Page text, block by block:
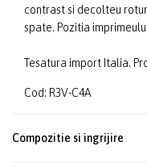
contrast si decolteu
spate. Pozitia
Tesatura import Italia.
Cod: R3V-C4A
Compozitie si ingrijire